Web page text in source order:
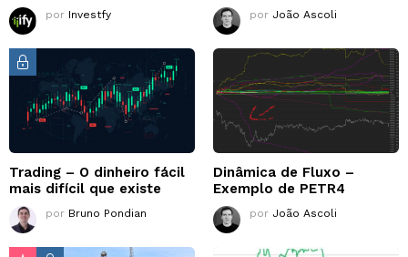
por Investfy por João Ascoli
Trading – O dinheiro fácil
mais difícil que existe
por Bruno Pondian
Dinâmica de Fluxo –
Exemplo de PETR4
por João Ascoli